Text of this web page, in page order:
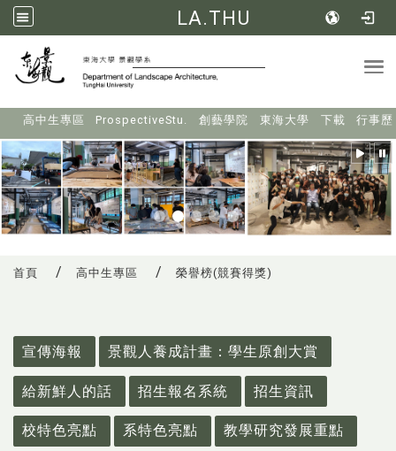
LA.THU
高中生專區 ProspectiveStu. 創藝學院 東海大學 下載 行事歷
首頁 高中生專區 榮譽榜(競賽得獎)
宣傳海報
景觀人養成計畫：學生原創大賞
給新鮮人的話 招生報名系統 招生資訊
校特色亮點 系特色亮點 教學研究發展重點